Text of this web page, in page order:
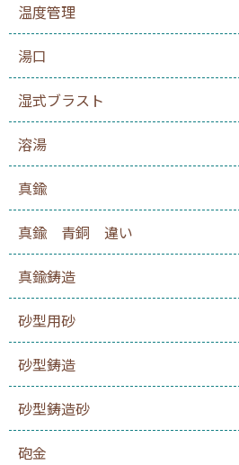
温度管理
湯口
湿式ブラスト
溶湯
真鍮
真鍮 青銅 違い
真鍮鋳造
砂型用砂
砂型鋳造
砂型鋳造砂
砲金